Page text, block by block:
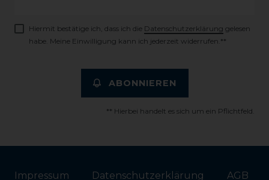
Hiermit bestätige ich, dass ich die Daten­schutz­erklärung gelesen
habe. Meine Einwilligung kann ich jederzeit widerrufen.**
ABONNIEREN
** Hierbei handelt es sich um ein Pflichtfeld.
Impressum Daten­schutz­erklärung AGB